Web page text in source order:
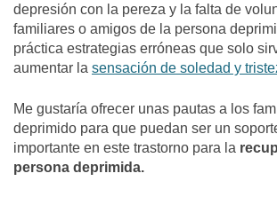
depresión con la pereza y la falta de
familiares o amigos de la persona
práctica estrategias erróneas que solo
aumentar la sensación de soledad y
Me gustaría ofrecer unas pautas a los
deprimido para que puedan ser un
importante en este trastorno para la
persona deprimida.